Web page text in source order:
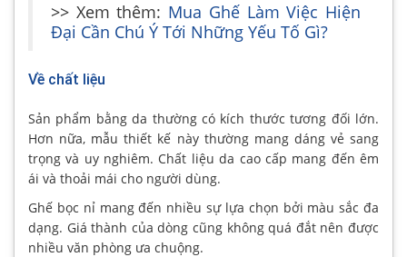
>> Xem thêm: Mua Ghế Làm Việc Hiện
Đại Cần Chú Ý Tới Những Yếu Tố Gì?
Về chất liệu
Sản phẩm bằng da thường có kích thước tương đối lớn.
Hơn nữa, mẫu thiết kế này thường mang dáng vẻ sang
trọng và uy nghiêm. Chất liệu da cao cấp mang đến êm
ái và thoải mái cho người dùng.
Ghế bọc nỉ mang đến nhiều sự lựa chọn bởi màu sắc đa
dạng. Giá thành của dòng cũng không quá đắt nên được
nhiều văn phòng ưa chuộng.